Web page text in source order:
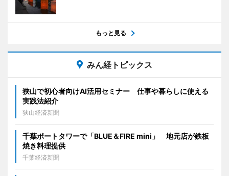
もっと見る
みん経トピックス
狭山で初心者向けAI活用セミナー 仕事や暮らしに使える
実践法紹介
狭山経済新聞
千葉ポートタワーで「BLUE＆FIRE mini」 地元店が鉄板
焼き料理提供
千葉経済新聞